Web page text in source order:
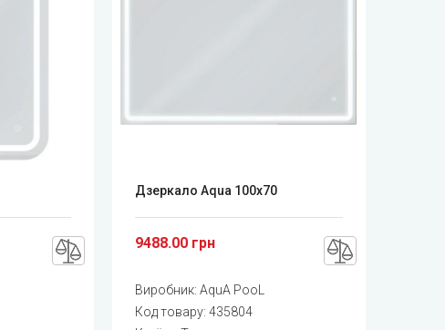
Дзеркало Aqua 100x70
9488.00 грн
Виробник:AquA PooL
Код товару:435804